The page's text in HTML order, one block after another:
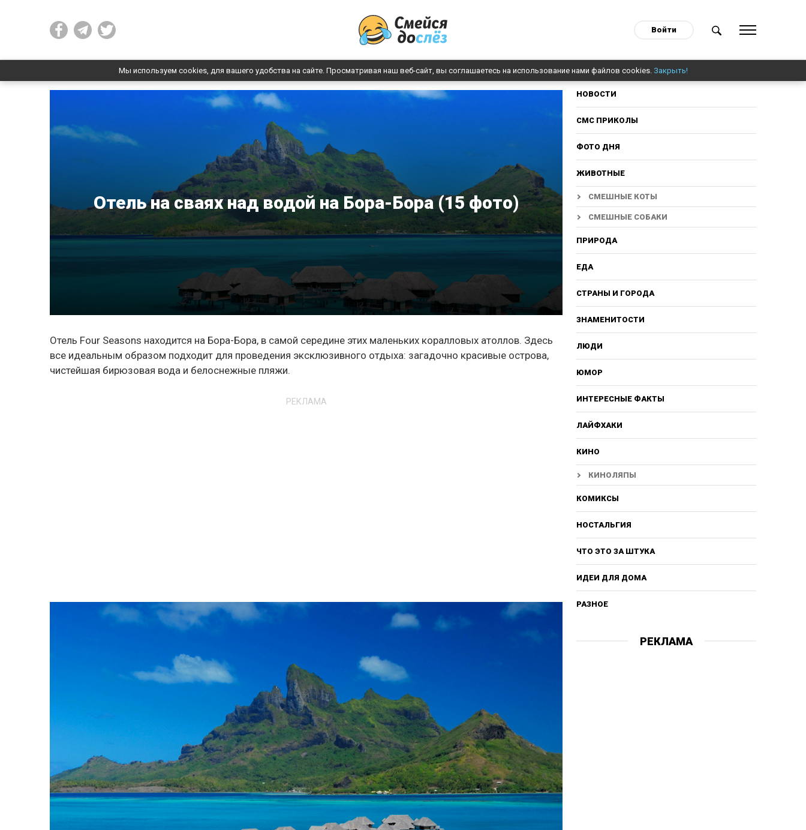
Войти
Мы используем cookies, для вашего удобства на сайте. Просматривая наш веб-сайт, вы соглашаетесь на использование нами файлов cookies. Закрыть!
Отель на сваях над водой на Бора-Бора (15 фото)
Отель Four Seasons находится на Бора-Бора, в самой середине этих маленьких коралловых атоллов. Здесь
все идеальным образом подходит для проведения эксклюзивного отдыха: загадочно красивые острова,
чистейшая бирюзовая вода и белоснежные пляжи.
РЕКЛАМА
НОВОСТИ
СМС ПРИКОЛЫ
ФОТО ДНЯ
ЖИВОТНЫЕ
СМЕШНЫЕ КОТЫ
СМЕШНЫЕ СОБАКИ
ПРИРОДА
ЕДА
СТРАНЫ И ГОРОДА
ЗНАМЕНИТОСТИ
ЛЮДИ
ЮМОР
ИНТЕРЕСНЫЕ ФАКТЫ
ЛАЙФХАКИ
КИНО
КИНОЛЯПЫ
КОМИКСЫ
НОСТАЛЬГИЯ
ЧТО ЭТО ЗА ШТУКА
ИДЕИ ДЛЯ ДОМА
РАЗНОЕ
РЕКЛАМА